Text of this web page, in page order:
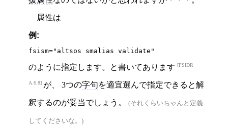
属性は
fsism="altsos smalias validate"
のように指定します。と書いてあります FSIDR
A.6.8 が、 3つの字句を適宜選んで指定できると解
釈するのが妥当でしょう。 (それくらいちゃんと定義
してくださいな。)